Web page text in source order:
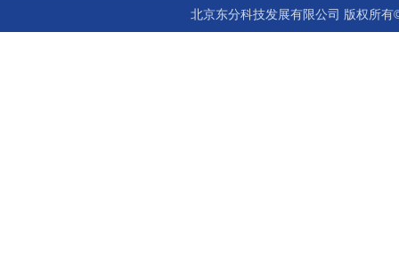
北京东分科技发展有限公司 版权所